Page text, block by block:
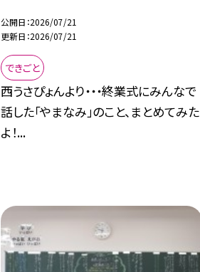
公開日 2026/07/21
更新日 2026/07/21
できごと
西うさぴょんより・・・終業式にみんなで
話した「やまなみ」のこと、まとめてみた
よ！...